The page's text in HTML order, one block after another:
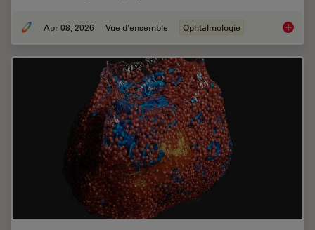
Apr 08, 2026 Vue d'ensemble Ophtalmologie 4 Key